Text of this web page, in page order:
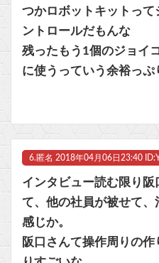
つかロボットキットっ
ントロールだもんな
残ったもう1個のジョイ
に使うっていう余裕っぷ
6. 匿名 2018年04月06日23:40
インタビュー読む限り
て、他の社員が被せて
感じか。
阪口さんて操作周りの